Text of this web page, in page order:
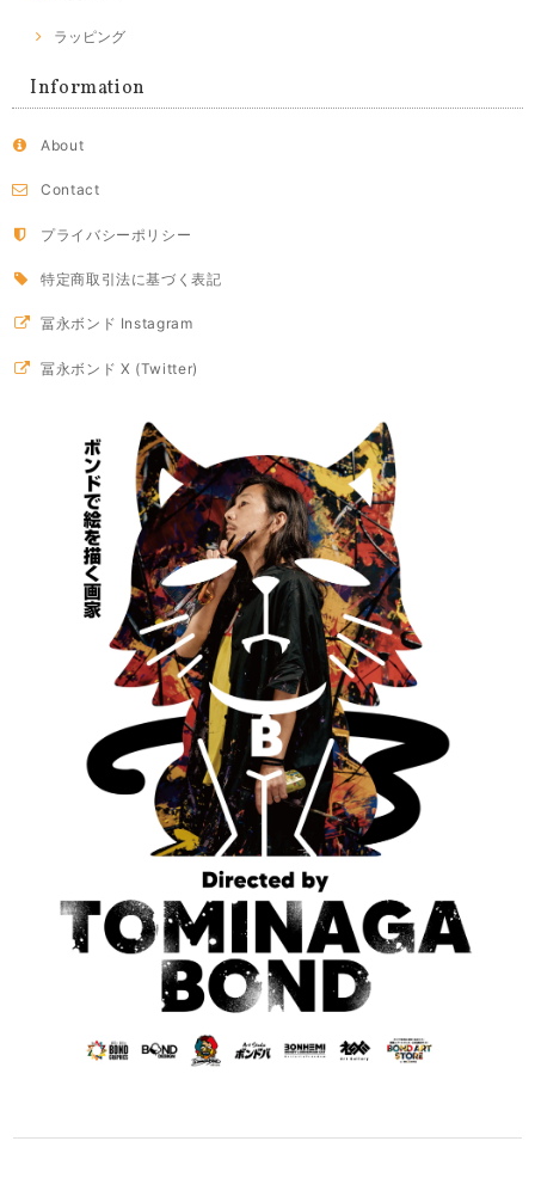
ラッピング
Information
About
Contact
プライバシーポリシー
特定商取引法に基づく表記
冨永ボンド Instagram
冨永ボンド X (Twitter)